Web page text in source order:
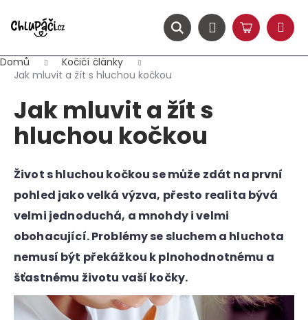
obsah
HledatPřihlášení
Nákupní
košík
Menu
Domů
Kočičí články
Jak mluvit a žít s hluchou kočkou
Jak mluvit a žít s
hluchou kočkou
Život s hluchou kočkou se může zdát na první
pohled jako velká výzva, přesto realita bývá
velmi jednoduchá, a mnohdy i velmi
obohacující. Problémy se sluchem a hluchota
nemusí být překážkou k plnohodnotnému a
šťastnému životu vaší kočky.
í
ZPĚT
ZPĚT
C
p
o
t
ř
e
b
u
j
e
t
e
n